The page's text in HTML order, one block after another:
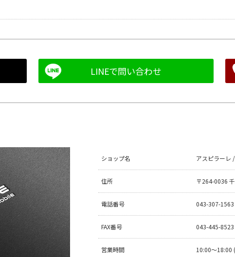
ショップ名 アスピラーレ
住所 〒264-0036
電話番号 043-307-1563
FAX番号 043-445-8523
営業時間 10:00〜18:00